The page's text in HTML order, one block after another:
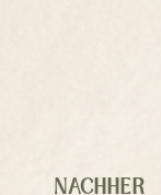
NACHHER